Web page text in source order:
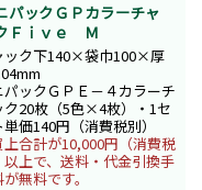
パックＧＰカラーチャ
Ｆｉｖｅ Ｍ
ック下140×袋巾100×厚
パックＧＰＥ－４カラーチ
ク20枚（5色×4枚）・1セ
単価140円（消費税別）
上合計が10,000円（消費税
以上で、送料・代金引換手
無料です。